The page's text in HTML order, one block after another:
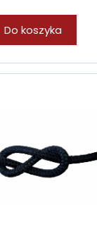
Do koszyka